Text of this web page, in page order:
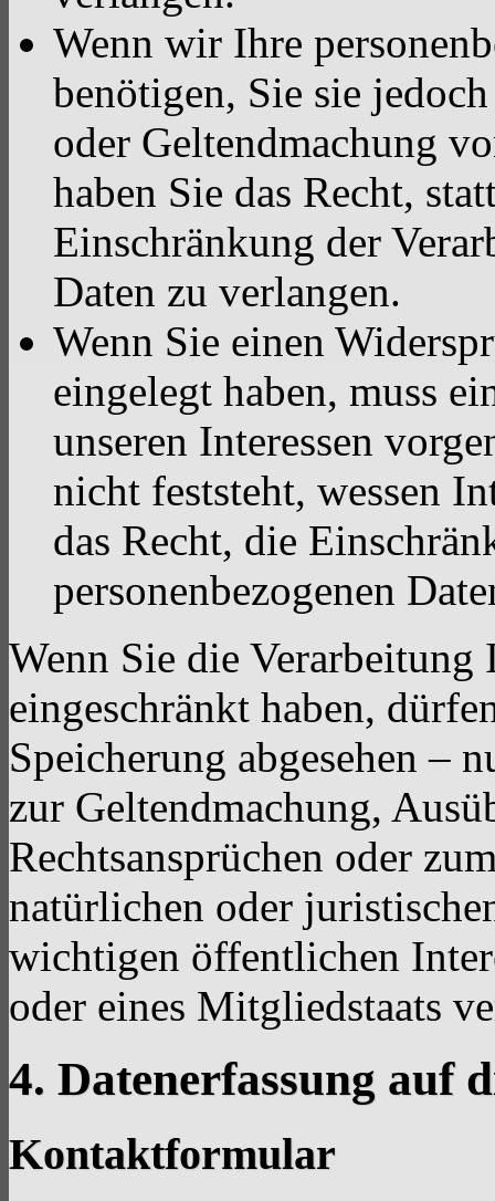
Wenn wir Ihre
benötigen, Sie sie
oder Geltendmachung
haben Sie das Recht,
Einschränkung der
Daten zu verlangen.
Wenn Sie einen
eingelegt haben, muss
unseren Interessen
nicht feststeht, wessen
das Recht, die
personenbezogenen
Wenn Sie die Verarbeitung
eingeschränkt haben,
Speicherung abgesehen
zur Geltendmachung,
Rechtsansprüchen oder
natürlichen oder
wichtigen öffentlichen
oder eines Mitgliedstaats
4. Datenerfassung auf
Kontaktformular